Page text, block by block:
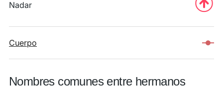
Nadar
Cuerpo
Nombres comunes entre hermanos